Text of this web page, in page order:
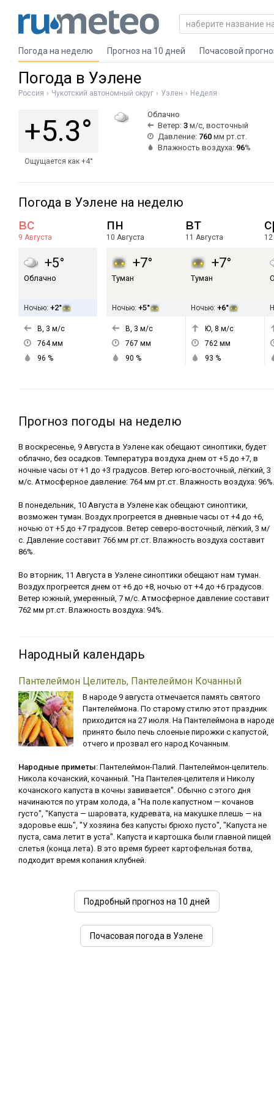
Погода на неделю Прогноз на 10 дней Почасовой
Погода в Уэлене
Россия Чукотский автономный округ Уэлен Неделя
+5.3°
Ощущается как +4°
Облачно
Ветер: 3 м/с, восточный
Давление: 760 мм рт.ст.
Влажность воздуха: 96%
Погода в Уэлене на неделю
вс
9 Августа
+5°
Облачно
Ночью: +2°
В, 3 м/с
764мм
96 %
пн
10 Августа
+7°
Туман
Ночью: +5°
В, 3 м/с
767 мм
90 %
вт
11 Августа
+7°
Туман
Ночью: +6°
Ю, 8 м/с
762 мм
93 %
12
Прогноз погоды на неделю
В воскресенье, 9 Августа в Уэлене как обещают синоптики, будет
облачно, без осадков. Температура воздуха днем от +5 до +7, в
ночные часы от +1 до +3 градусов. Ветер юго-восточный, лёгкий, 3
м/с. Атмосферное давление: 764 мм рт.ст. Влажность воздуха: 96%.
В понедельник, 10 Августа в Уэлене как обещают синоптики,
возможен туман. Воздух прогреется в дневные часы от +4 до +6,
ночью от +5 до +7 градусов. Ветер северо-восточный, лёгкий, 3 м/
с. Давление составит 766 мм рт.ст. Влажность воздуха составит
86%.
Во вторник, 11 Августа в Уэлене синоптики обещают нам туман.
Воздух прогреется днем от +6 до +8, ночью от +4 до +6 градусов.
Ветер южный, умеренный, 7 м/с. Атмосферное давление составит
762 мм рт.ст. Влажность воздуха: 94%.
Народный календарь
Пантелеймон Целитель, Пантелеймон Кочанный
В народе 9 августа отмечается память святого
Пантелеймона. По старому стилю этот праздник
приходится на 27 июля. На Пантелеймона в народе
принято было печь слоеные пирожки с капустой,
отчего и прозвал его народ Кочанным.
Народные приметы: Пантелеймон-Палий. Пантелеймон-целитель.
Никола кочанский, кочанный. "На Пантелея-целителя и Николу
кочанского капуста в кочны завивается". Обычно с этого дня
начинаются по утрам холода, а "На поле капустном — кочанов
густо", "Капуста — шаровата, кудревата, на макушке плешь — на
здоровье ешь", "У хозяина без капусты брюхо пусто", "Капуста не
пуста, сама летит в уста". Капуста и картошка были главной пищей
слетья (конца лета). В это время буреет картофельная ботва,
подходит время копания клубней.
Подробный прогноз на 10 дней
Почасовая погода в Уэлене